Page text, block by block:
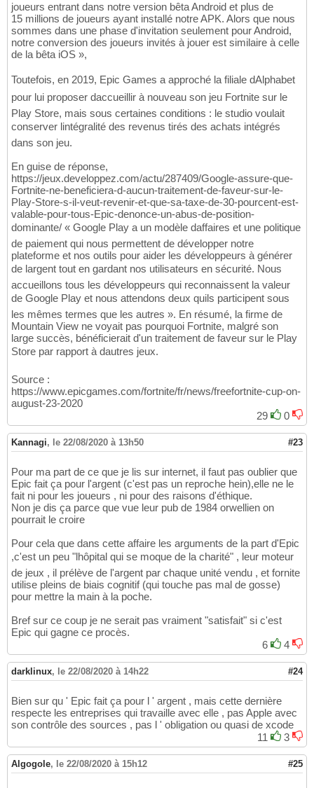
joueurs entrant dans notre version bêta Android et plus de
15 millions de joueurs ayant installé notre APK. Alors que nous
sommes dans une phase d'invitation seulement pour Android,
notre conversion des joueurs invités à jouer est similaire à celle
de la bêta iOS »,
Toutefois, en 2019, Epic Games a approché la filiale dAlphabet
pour lui proposer daccueillir à nouveau son jeu Fortnite sur le
Play Store, mais sous certaines conditions : le studio voulait
conserver lintégralité des revenus tirés des achats intégrés
dans son jeu.
En guise de réponse,
https://jeux.developpez.com/actu/287409/Google-assure-que-
Fortnite-ne-beneficiera-d-aucun-traitement-de-faveur-sur-le-
Play-Store-s-il-veut-revenir-et-que-sa-taxe-de-30-pourcent-est-
valable-pour-tous-Epic-denonce-un-abus-de-position-
dominante/ « Google Play a un modèle daffaires et une politique
de paiement qui nous permettent de développer notre
plateforme et nos outils pour aider les développeurs à générer
de largent tout en gardant nos utilisateurs en sécurité. Nous
accueillons tous les développeurs qui reconnaissent la valeur
de Google Play et nous attendons deux quils participent sous
les mêmes termes que les autres ». En résumé, la firme de
Mountain View ne voyait pas pourquoi Fortnite, malgré son
large succès, bénéficierait d'un traitement de faveur sur le Play
Store par rapport à dautres jeux.
Source :
https://www.epicgames.com/fortnite/fr/news/freefortnite-cup-on-
august-23-2020
29
0
Kannagi, le 22/08/2020 à 13h50 #23
Pour ma part de ce que je lis sur internet, il faut pas oublier que
Epic fait ça pour l'argent (c'est pas un reproche hein),elle ne le
fait ni pour les joueurs , ni pour des raisons d'éthique.
Non je dis ça parce que vue leur pub de 1984 orwellien on
pourrait le croire
Pour cela que dans cette affaire les arguments de la part d'Epic
,c'est un peu "lhôpital qui se moque de la charité" , leur moteur
de jeux , il prélève de l'argent par chaque unité vendu , et fornite
utilise pleins de biais cognitif (qui touche pas mal de gosse)
pour mettre la main à la poche.
Bref sur ce coup je ne serait pas vraiment "satisfait" si c'est
Epic qui gagne ce procès.
6
4
darklinux, le 22/08/2020 à 14h22 #24
Bien sur qu ' Epic fait ça pour l ' argent , mais cette dernière
respecte les entreprises qui travaille avec elle , pas Apple avec
son contrôle des sources , pas l ' obligation ou quasi de xcode
11
3
Algogole, le 22/08/2020 à 15h12 #25